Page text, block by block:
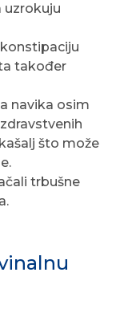
uzrokuju
također
navika osim
što može
trbušne